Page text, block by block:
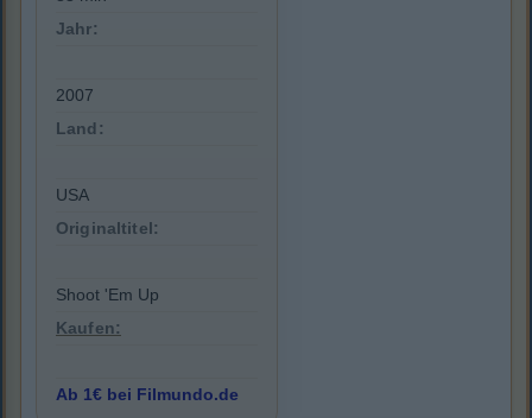
Jahr:
2007
Land:
USA
Originaltitel:
Shoot 'Em Up
Kaufen:
Ab 1€ bei Filmundo.de